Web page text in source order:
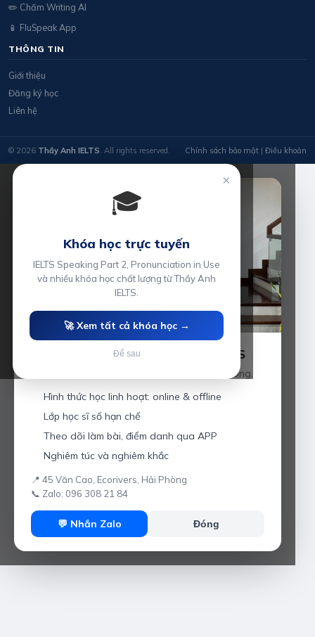
✏️ Chấm Writing AI
📱 FluSpeak App
THÔNG TIN
Giới thiệu
Đăng ký học
Liên hệ
© 2026 Thầy Anh IELTS. All rights reserved. Chính sách bảo mật | Điều khoản
Luyện thi IELTS cùng Thầy Anh IELTS
Giáo viên hơn 10 năm kinh nghiệm tại Hải Phòng.
Hình thức học linh hoạt: online & offline
Lớp học sĩ số hạn chế
Theo dõi làm bài, điểm danh qua APP
Nghiêm túc và nghiêm khắc
📍 45 Văn Cao, Ecorivers, Hải Phòng
📞 Zalo: 096 308 21 84
💬 Nhắn Zalo Đóng
×
🎓
Khóa học trực tuyến
IELTS Speaking Part 2, Pronunciation in Use
và nhiều khóa học chất lượng từ Thầy Anh
IELTS.
🚀 Xem tất cả khóa học →
Để sau